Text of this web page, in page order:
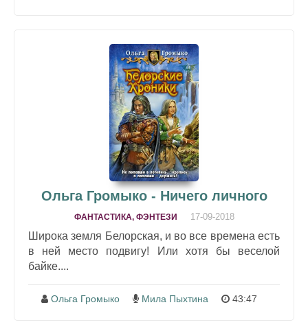
Ольга Громыко - Ничего личного
ФАНТАСТИКА, ФЭНТЕЗИ 17-09-2018
Широка земля Белорская, и во все времена есть
в ней место подвигу! Или хотя бы веселой
байке....
Ольга Громыко Мила Пыхтина 43:47